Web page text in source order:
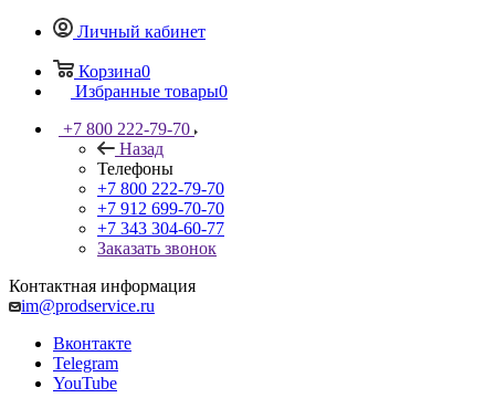
Личный кабинет
Корзина0
Избранные товары0
+7 800 222-79-70
Назад
Телефоны
+7 800 222-79-70
+7 912 699-70-70
+7 343 304-60-77
Заказать звонок
Контактная информация
im@prodservice.ru
Вконтакте
Telegram
YouTube